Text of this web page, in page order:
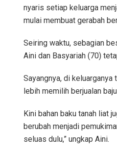
nyaris setiap keluarga
mulai membuat gerabah
Seiring waktu, sebagian
Aini dan Basyariah (70)
Sayangnya, di keluarganya
lebih memilih berjualan
Kini bahan baku tanah liat
berubah menjadi
seluas dulu,” ungkap Aini.